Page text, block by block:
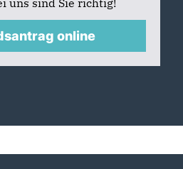
uns sind Sie richtig!
online